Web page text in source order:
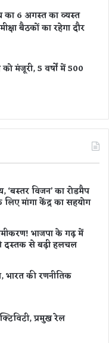
का 6 अगस्त का व्यस्त
बैठकों का रहेगा दौर
मंजूरी, 5 वर्षों में 500
‘बस्तर विजन’ का रोडमैप
मांगा केंद्र का सहयोग
भाजपा के गढ़ में
दस्तक से बढ़ी हलचल
भारत की रणनीतिक
प्रमुख रेल